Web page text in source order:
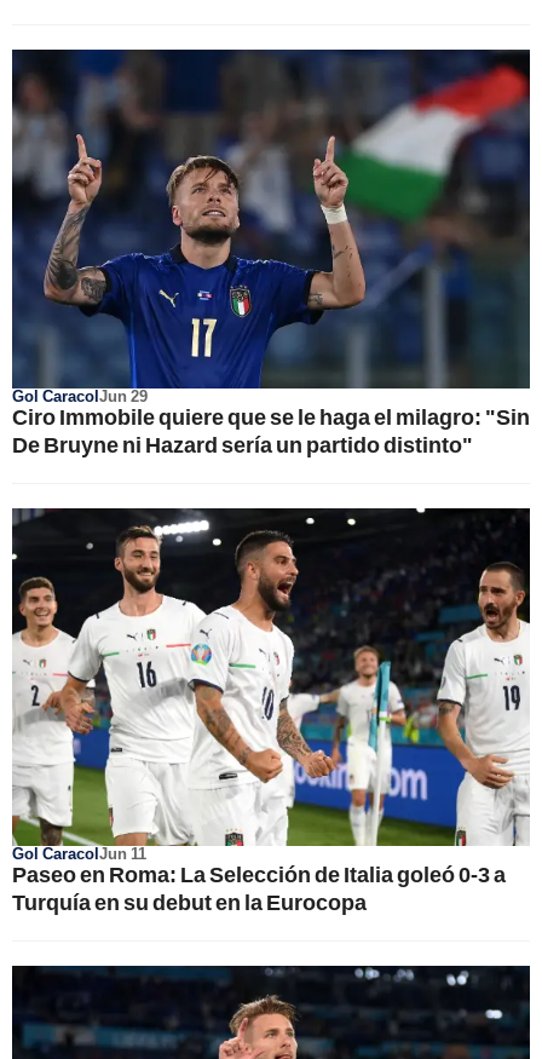
Gol CaracolJun 29
Ciro Immobile quiere que se le haga el milagro: "Sin
De Bruyne ni Hazard sería un partido distinto"
Gol CaracolJun 11
Paseo en Roma: La Selección de Italia goleó 0-3 a
Turquía en su debut en la Eurocopa